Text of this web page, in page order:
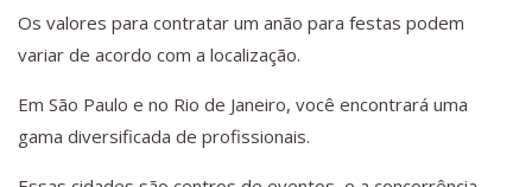
Os valores para contratar um anão para festas podem
variar de acordo com a localização.
Em São Paulo e no Rio de Janeiro, você encontrará uma
gama diversificada de profissionais.